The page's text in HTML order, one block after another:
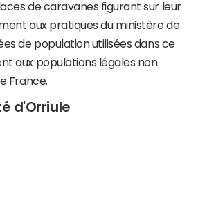
de caravanes figurant sur leur
aux pratiques du ministère de
de population utilisées dans ce
aux populations légales non
France.
d'Orriule